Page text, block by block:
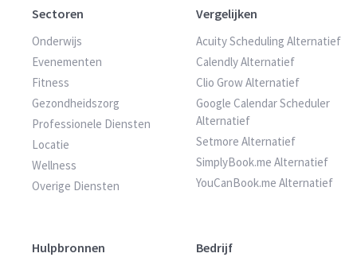
Sectoren
Onderwijs
Evenementen
Fitness
Gezondheidszorg
Professionele Diensten
Locatie
Wellness
Overige Diensten
Vergelijken
Acuity Scheduling Alternatief
Calendly Alternatief
Clio Grow Alternatief
Google Calendar Scheduler
Alternatief
Setmore Alternatief
SimplyBook.me Alternatief
YouCanBook.me Alternatief
Hulpbronnen Bedrijf